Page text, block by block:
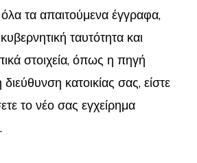
τα απαιτούμενα έγγραφα,
ταυτότητα και
στοιχεία, όπως η πηγή
κατοικίας σας, είστε
το νέο σας εγχείρημα